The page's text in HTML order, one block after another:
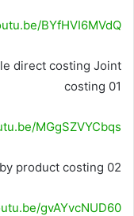
BYfHVI6MVdQ
direct costing Joint
costing 01
MGgSZVYCbqs
product costing 02
gvAYvcNUD60